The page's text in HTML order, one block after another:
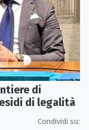
di
di legalità
Condividi su: